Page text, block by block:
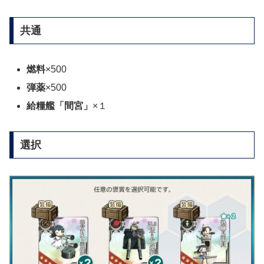
共通
燃料×500
弾薬×500
給糧艦「間宮」 ×１
選択